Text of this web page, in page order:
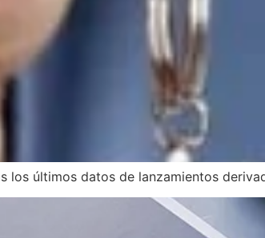
los últimos datos de lanzamientos